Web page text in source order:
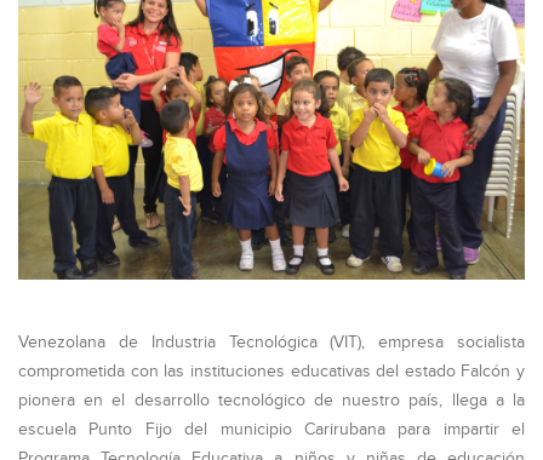
Venezolana de Industria Tecnológica (VIT), empresa socialista
comprometida con las instituciones educativas del estado Falcón y
pionera en el desarrollo tecnológico de nuestro país, llega a la
escuela Punto Fijo del municipio Carirubana para impartir el